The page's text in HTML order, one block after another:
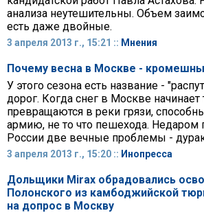
анализа неутешительны. Объем
есть даже двойные.
3 апреля 2013 г., 15:21 :: Мнения
Почему весна в Москве -
У этого сезона есть название -
дорог. Когда снег в Москве начинает
превращаются в реки грязи,
армию, не то что пешехода. Недаром
России две вечные проблемы -
3 апреля 2013 г., 15:20 :: Инопресса
Дольщики Mirax обрадовались
Полонского из камбоджийской
на допрос в Москву